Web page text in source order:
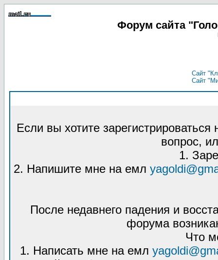
Форум сайта
Сайт
Сайт
Если вы хотите
вопрос,
1.
2. Напишите мне на емл
После недавнего падения и
форума
Что
1. Написать мне на емл